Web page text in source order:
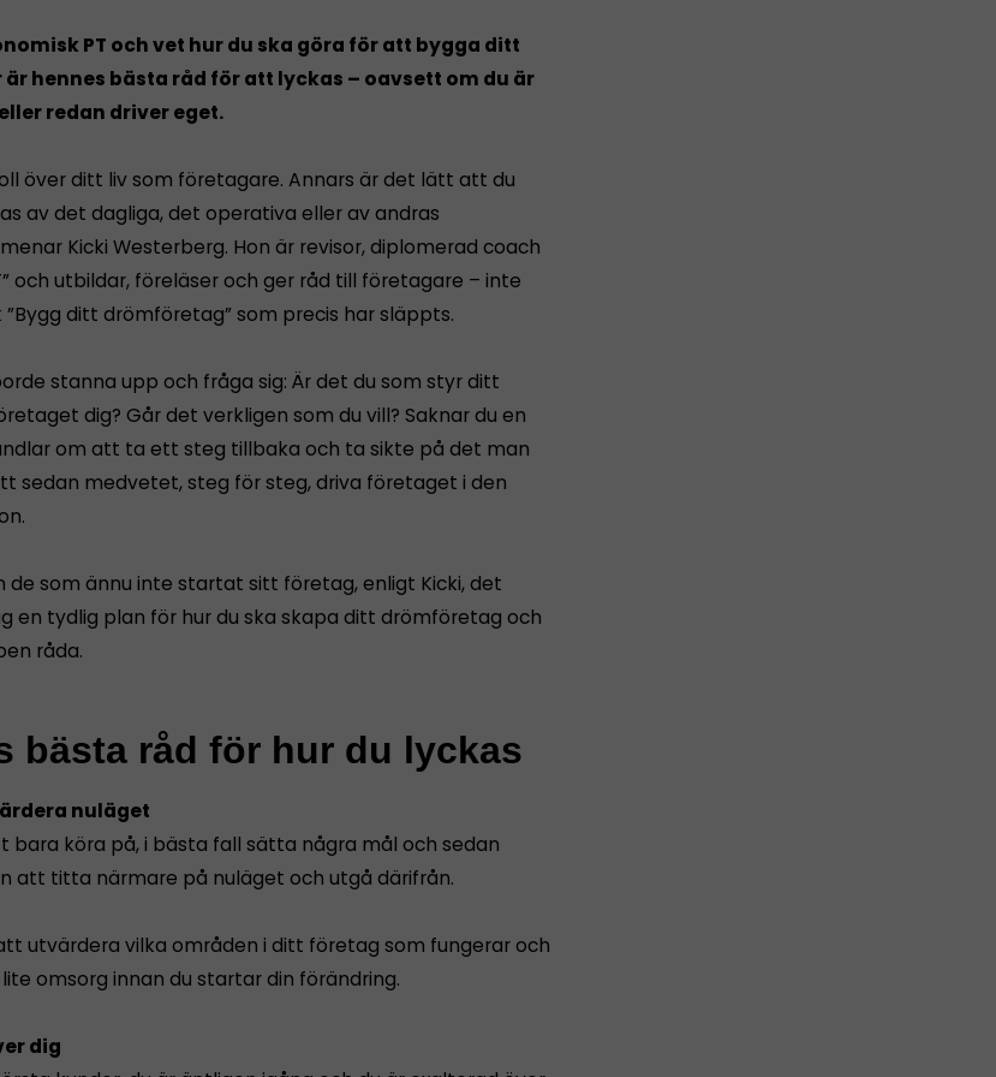
PT och vet hur du ska göra för att bygga ditt
hennes bästa råd för att lyckas – oavsett om du är
redan driver eget.
över ditt liv som företagare. Annars är det lätt att du
av det dagliga, det operativa eller av andras
Kicki Westerberg. Hon är revisor, diplomerad coach
och utbildar, föreläser och ger råd till företagare – inte
ditt drömföretag” som precis har släppts.
stanna upp och fråga sig: Är det du som styr ditt
dig? Går det verkligen som du vill? Saknar du en
om att ta ett steg tillbaka och ta sikte på det man
sedan medvetet, steg för steg, driva företaget i den
de som ännu inte startat sitt företag, enligt Kicki, det
en tydlig plan för hur du ska skapa ditt drömföretag och
råda.
bästa råd för hur du lyckas
nuläget
bara köra på, i bästa fall sätta några mål och sedan
att titta närmare på nuläget och utgå därifrån.
utvärdera vilka områden i ditt företag som fungerar och
omsorg innan du startar din förändring.
dig